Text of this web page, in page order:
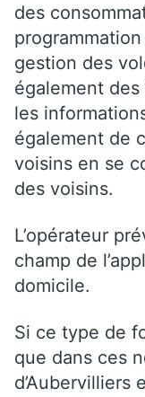
des
gestion des
également
les
également de
voisins en se
des voisins.
L’opérateur
champ de
domicile.
Si ce type de
que dans ces
d’Aubervilliers